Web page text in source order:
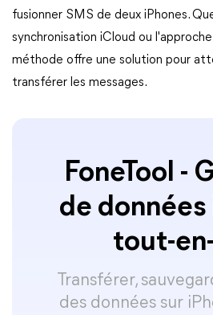
fusionner SMS de deux iPhones.
synchronisation iCloud ou l'approche
méthode offre une solution pour
transférer les messages.
FoneTool -
de données
tout-
Transférer,
des données sur